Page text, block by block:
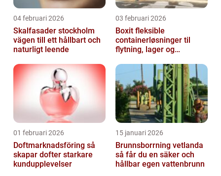
04 februari 2026
Skalfasader stockholm
vägen till ett hållbart och
naturligt leende
03 februari 2026
Boxit fleksible
containerløsninger til
flytning, lager og
01 februari 2026
Doftmarknadsföring så
skapar dofter starkare
kundupplevelser
15 januari 2026
Brunnsborrning vetlanda
så får du en säker och
hållbar egen vattenbrunn